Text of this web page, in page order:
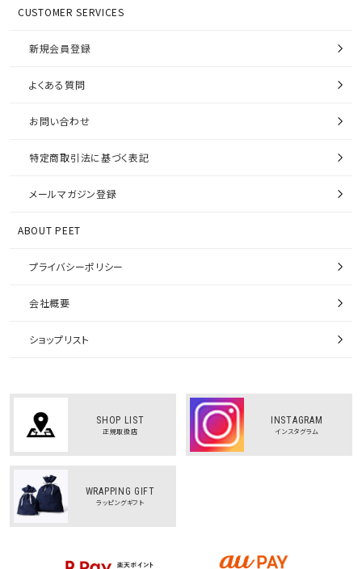
CUSTOMER SERVICES
新規会員登録
よくある質問
お問い合わせ
特定商取引法に基づく表記
メールマガジン登録
ABOUT PEET
プライバシーポリシー
会社概要
ショップリスト
SHOP LIST
正規取扱店
INSTAGRAM
インスタグラム
WRAPPING GIFT
ラッピングギフト